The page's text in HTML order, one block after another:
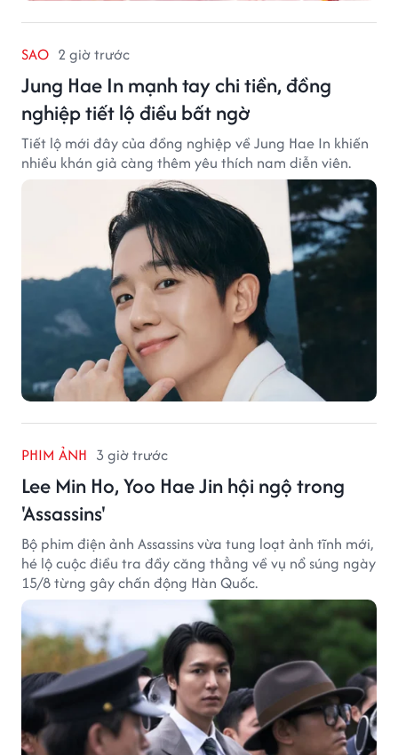
SAO 2 giờ trước
Jung Hae In mạnh tay chi tiền, đồng
nghiệp tiết lộ điều bất ngờ
Tiết lộ mới đây của đồng nghiệp về Jung Hae In khiến
nhiều khán giả càng thêm yêu thích nam diễn viên.
PHIM ẢNH 3 giờ trước
Lee Min Ho, Yoo Hae Jin hội ngộ trong
'Assassins'
Bộ phim điện ảnh Assassins vừa tung loạt ảnh tĩnh mới,
hé lộ cuộc điều tra đầy căng thẳng về vụ nổ súng ngày
15/8 từng gây chấn động Hàn Quốc.